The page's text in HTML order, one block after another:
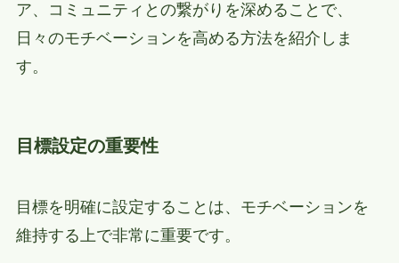
ア、コミュニティとの繋がりを深めることで、
日々のモチベーションを高める方法を紹介しま
す。
目標設定の重要性
目標を明確に設定することは、モチベーションを
維持する上で非常に重要です。